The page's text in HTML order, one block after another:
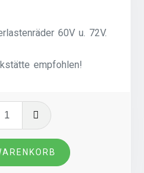
60V u. 72V.
empfohlen!
Steuergerät
60V-